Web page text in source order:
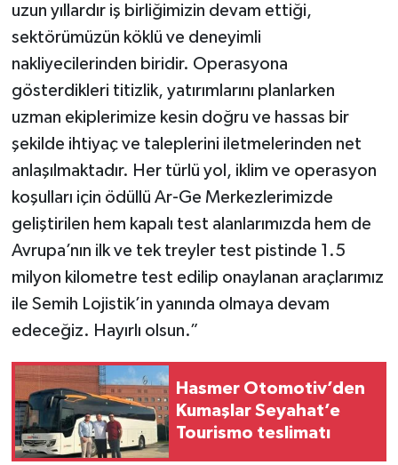
uzun yıllardır iş birliğimizin devam ettiği,
sektörümüzün köklü ve deneyimli
nakliyecilerinden biridir. Operasyona
gösterdikleri titizlik, yatırımlarını planlarken
uzman ekiplerimize kesin doğru ve hassas bir
şekilde ihtiyaç ve taleplerini iletmelerinden net
anlaşılmaktadır. Her türlü yol, iklim ve operasyon
koşulları için ödüllü Ar-Ge Merkezlerimizde
geliştirilen hem kapalı test alanlarımızda hem de
Avrupa’nın ilk ve tek treyler test pistinde 1.5
milyon kilometre test edilip onaylanan araçlarımız
ile Semih Lojistik’in yanında olmaya devam
edeceğiz. Hayırlı olsun.”
Hasmer Otomotiv’den
Kumaşlar Seyahat’e
Tourismo teslimatı